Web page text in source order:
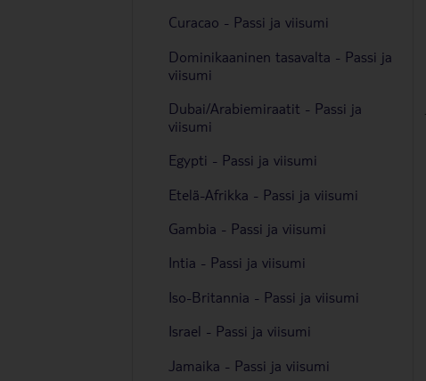
Curacao - Passi ja viisumi
Dominikaaninen tasavalta - Passi ja
viisumi
Dubai/Arabiemiraatit - Passi ja
viisumi
Egypti - Passi ja viisumi
Etelä-Afrikka - Passi ja viisumi
Gambia - Passi ja viisumi
Intia - Passi ja viisumi
Iso-Britannia - Passi ja viisumi
Israel - Passi ja viisumi
Jamaika - Passi ja viisumi